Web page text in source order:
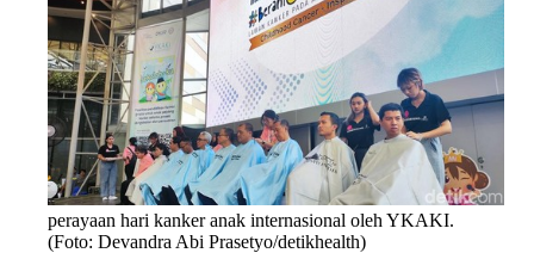
perayaan hari kanker anak internasional oleh YKAKI.
(Foto: Devandra Abi Prasetyo/detikhealth)